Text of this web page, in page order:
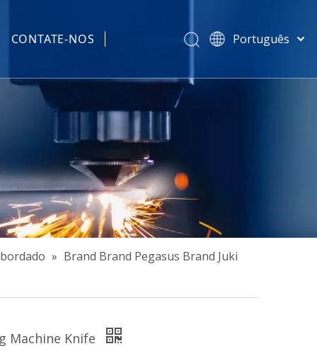
CONTATE-NOS Português
हिन्दी
» Brand Brand Pegasus Brand Juki
Machine Knife